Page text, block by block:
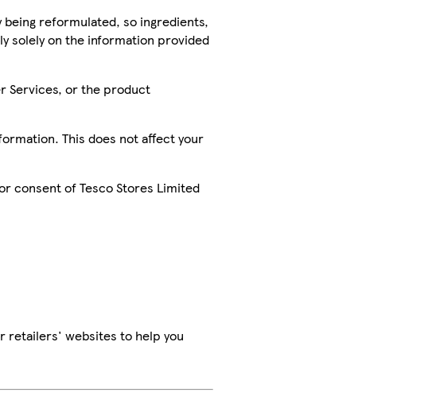
reformulated, so ingredients,
solely on the information provided
Services, or the product
This does not affect your
consent of Tesco Stores Limited
retailers' websites to help you